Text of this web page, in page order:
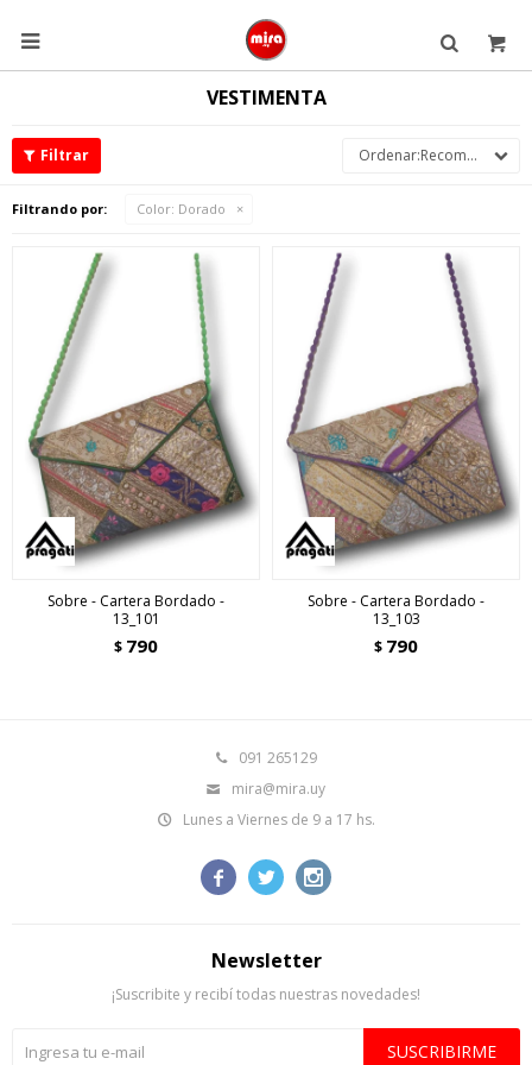

VESTIMENTA
Recomendados
Filtrando por: Color: Dorado
Sobre - Cartera Bordado -
13_101
$ 790
Sobre - Cartera Bordado -
13_103
$ 790
091 265129
mira@mira.uy
Lunes a Viernes de 9 a 17 hs.
  
Newsletter
¡Suscribite y recibí todas nuestras novedades!
SUSCRIBIRME